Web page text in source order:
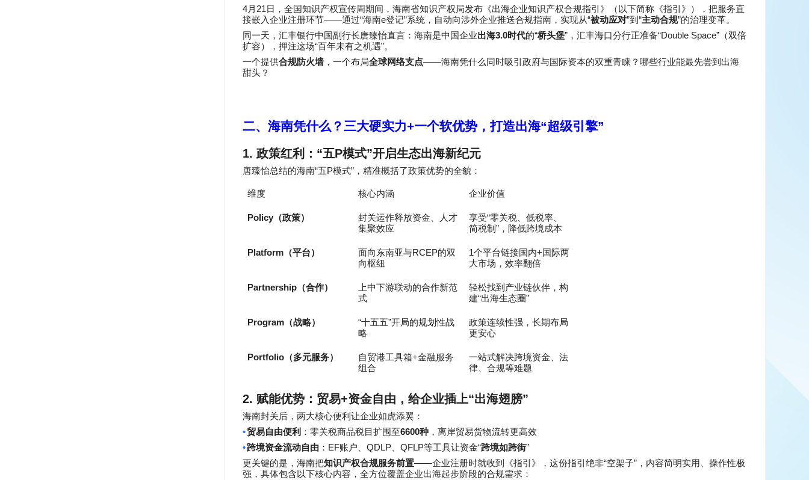
4月 21 日，全国知识产权宣传周期间，海南省知识产权局发布《出海企业知识产权合规指引》（以下简称《指引》），把服务直
接嵌入企业注册环节——通过“海南e登记”系统，自动向涉外企业推送合规指南，实现从“被动应对”到 “主动合规”的治理变革。
同一天，汇丰银行中国副行长唐臻怡直言：海南是中国企业出海3.0时代的“桥头堡” ，汇丰海口分行正准备“Double Space” （双倍
扩容），押注这场“百年未有之机遇”。
一个提供合规防火墙，一个布局全球网络支点——海南凭什么同时吸引政府与国际资本的双重青睐？哪些行业能最先尝到出海
甜头？
二、海南凭什么？三大硬实力+一个软优势，打造出海“超级引擎”
1. 政策红利： “五P模式”开启生态出海新纪元
唐臻怡总结的海南“五P模式” ，精准概括了政策优势的全貌：
维度 核心内涵 企业价值
Policy （政策）
封关运作释放资金、人才
集聚效应
享受“零关税、低税率、
简税制 ” ，降低跨境成本
Platform （平台） 面向东南亚与RCEP的双
向枢纽
1个平台链接国内+ 国际两
大市场，效率翻倍
Partnership （合作）
上中下游联动的合作新范
式
轻松找到产业链伙伴，构
建“出海生态圈”
Program （战略） “十五五”开局的规划性战
略
政策连续性强，长期布局
更安心
Portfolio （多元服务） 自贸港工具箱+金融服务
组合
一站式解决跨境资金、法
律、合规等难题
2. 赋能优势：贸易+资金自由，给企业插上“出海翅膀”
海南封关后，两大核心便利让企业如虎添翼：
•贸易自由便利 ：零关税商品税目扩围至6600种 ，离岸贸易货物流转更高效
•跨境资金流动自由 ： EF账户、 QDLP QFLP等工具让资金“跨境如跨街”
更关键的是，海南把知识产权合规服务前置——企业注册时就收到《指引》，这份指引绝非“空架子” ，内容简明实用、操作性极
强，具体包含以下核心内容，全方位覆盖企业出海起步阶段的合规需求：